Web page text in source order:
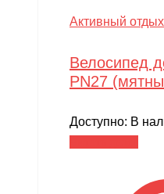
Активный отдых
Велосипед
PN27
Доступно: В